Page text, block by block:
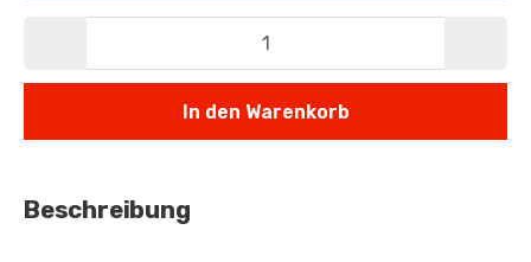
In den Warenkorb
Beschreibung